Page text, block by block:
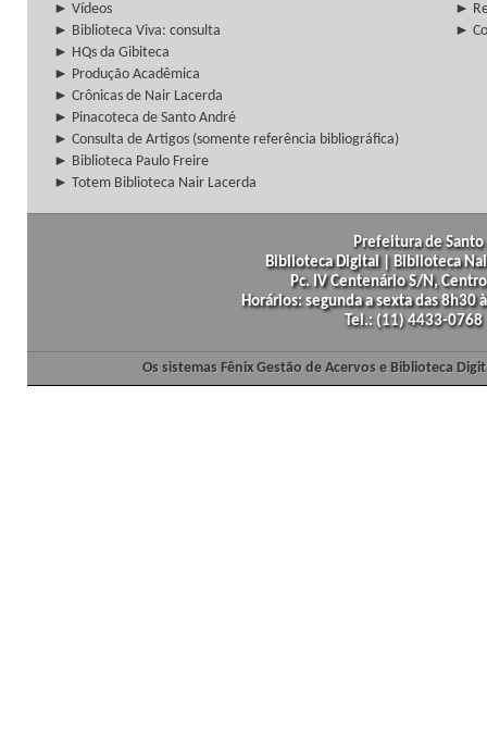
► Vídeos
►
► Biblioteca Viva: consulta
►
► HQs da Gibiteca
► Produção Acadêmica
► Crônicas de Nair Lacerda
► Pinacoteca de Santo André
► Consulta de Artigos (somente referência bibliográfica)
► Biblioteca Paulo Freire
► Totem Biblioteca Nair Lacerda
Prefeitura de
Biblioteca Digital | Biblioteca
Pc. IV Centenário S/N,
Horários: segunda a sexta das
Tel.: (11) 4433-
Os sistemas Fênix Gestão de Acervos e Biblioteca